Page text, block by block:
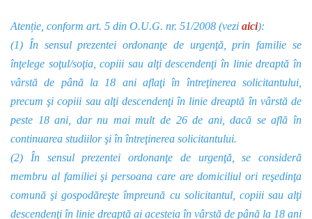
Atenție, conform art. 5 din O.U.G. nr. 51/2008 (vezi aici):
(1) În sensul prezentei ordonanţe de urgenţă, prin familie se
înţelege soţul/soţia, copiii sau alţi descendenţi în linie dreaptă în
vârstă de până la 18 ani aflaţi în întreţinerea solicitantului,
precum şi copiii sau alţi descendenţi în linie dreaptă în vârstă de
peste 18 ani, dar nu mai mult de 26 de ani, dacă se află în
continuarea studiilor şi în întreţinerea solicitantului.
(2) În sensul prezentei ordonanţe de urgenţă, se consideră
membru al familiei şi persoana care are domiciliul ori reşedinţa
comună şi gospodăreşte împreună cu solicitantul, copiii sau alţi
descendenţi în linie dreaptă ai acesteia în vârstă de până la 18 ani